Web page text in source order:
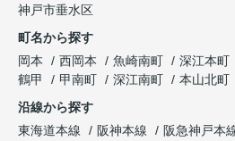
神戸市垂水区
町名から探す
岡本
西岡本 魚崎南町 深江本町
鶴甲
甲南町 深江南町
本山北町
沿線から探す
東海道本線
阪神本線
阪急神戸本